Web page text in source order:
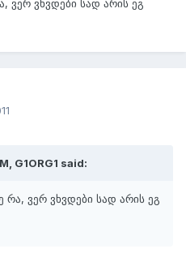
ვერ ვხვდები სად არის ეგ
G1ORG1 said:
რა, ვერ ვხვდები სად არის ეგ